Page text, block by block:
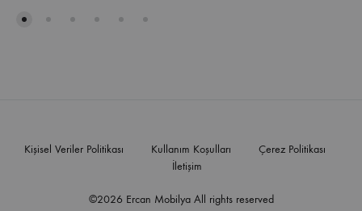
©2026 Ercan Mobilya All rights reserved
Kişisel Veriler Politikası Kullanım Koşulları
Çerez Politikası
İletişim